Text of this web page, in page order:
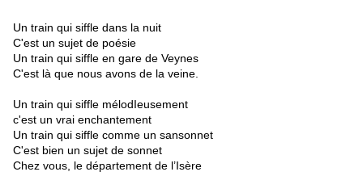
Un train qui siffle dans la nuit
C'est un sujet de poésie
Un train qui siffle en gare de Veynes
C'est là que nous avons de la veine.
Un train qui siffle mélodIeusement
c'est un vrai enchantement
Un train qui siffle comme un sansonnet
C'est bien un sujet de sonnet
Chez vous, le département de l’Isère